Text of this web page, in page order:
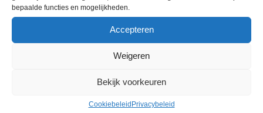
bepaalde functies en mogelijkheden.
Accepteren
Weigeren
Bekijk voorkeuren
CookiebeleidPrivacybeleid
Scooterflex
Fietsflex
ANWB bromfietsverzekering